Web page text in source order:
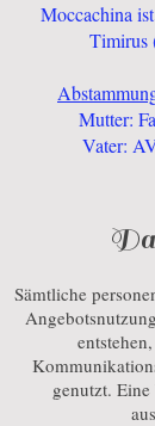
Moccachina
Timirus
Mutter:
Vater:
Sämtliche
genutzt.